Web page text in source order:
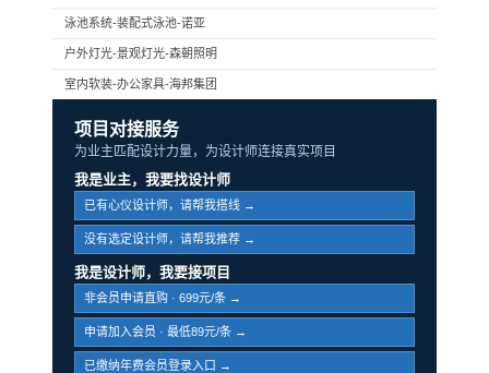
泳池系统-装配式泳池-诺亚
户外灯光-景观灯光-森朝照明
室内软装-办公家具-海邦集团
项目对接服务
为业主匹配设计力量，为设计师连接真实项目
我是业主，我要找设计师
已有心仪设计师，请帮我搭线 →
没有选定设计师，请帮我推荐 →
我是设计师，我要接项目
非会员申请直购 · 699元/条 →
申请加入会员 · 最低89元/条 →
已缴纳年费会员登录入口 →